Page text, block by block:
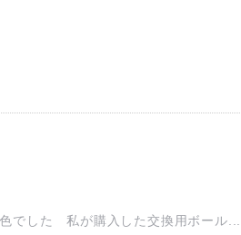
でした 私が購入した交換用ボール...